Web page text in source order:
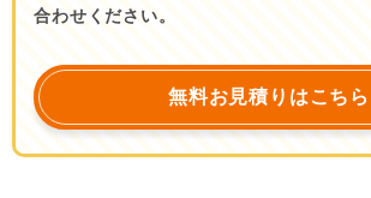
合わせください。
無料お見積りはこちら